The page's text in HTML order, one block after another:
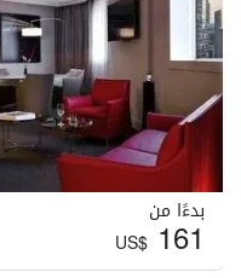
بدءًا من
US$161